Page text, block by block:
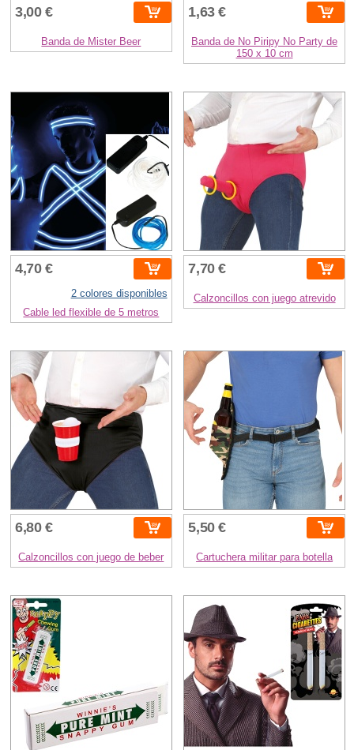
3,00 €
Banda de Mister Beer
1,63 €
Banda de No Piripy No Party de
150 x 10 cm
4,70 €
2 colores disponibles
Cable led flexible de 5 metros
7,70 €
Calzoncillos con juego atrevido
6,80 €
Calzoncillos con juego de beber
5,50 €
Cartuchera militar para botella